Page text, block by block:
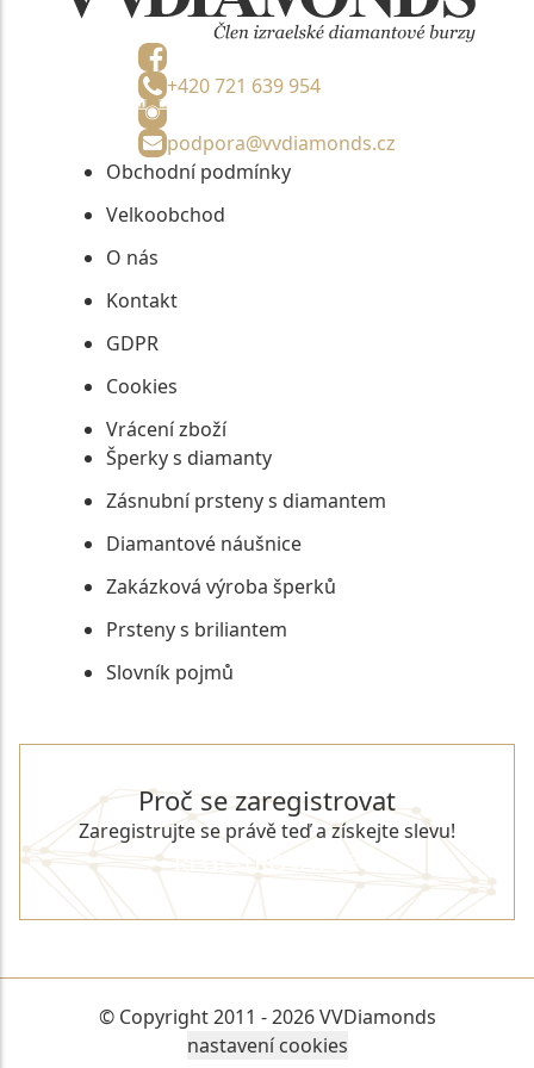
+420 721 639 954
podpora@vvdiamonds.cz
Obchodní podmínky
Velkoobchod
O nás
Kontakt
GDPR
Cookies
Vrácení zboží
Šperky s diamanty
Zásnubní prsteny s diamantem
Diamantové náušnice
Zakázková výroba šperků
Prsteny s briliantem
Slovník pojmů
Proč se zaregistrovat
Zaregistrujte se právě teď a získejte slevu!
REGISTROVAT SE
© Copyright 2011 - 2026 VVDiamonds
nastavení cookies